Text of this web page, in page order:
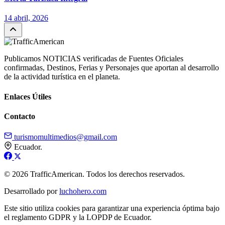
14 abril, 2026
Publicamos NOTICIAS verificadas de Fuentes Oficiales
confirmadas, Destinos, Ferias y Personajes que aportan al desarrollo
de la actividad turística en el planeta.
Enlaces Útiles
Contacto
turismomultimedios@gmail.com
Ecuador.
© 2026 TrafficAmerican. Todos los derechos reservados.
Desarrollado porluchohero.com
Este sitio utiliza cookies para garantizar una experiencia óptima bajo
el reglamento GDPR y la LOPDP de Ecuador.